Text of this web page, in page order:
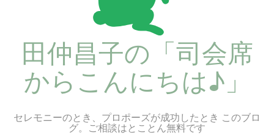
田仲昌子の「司会席
からこんにちは♪」
セレモニーのとき、プロポーズが成功したとき このブロ
グ。ご相談はとことん無料です